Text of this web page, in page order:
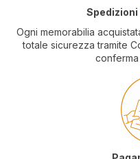
Ogni memorabilia
totale sicurezza tramite